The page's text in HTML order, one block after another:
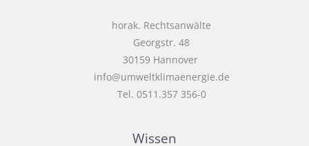
horak. Rechtsanwälte
Georgstr. 48
30159 Hannover
info@umweltklimaenergie.de
Tel. 0511.357 356-0
Wissen